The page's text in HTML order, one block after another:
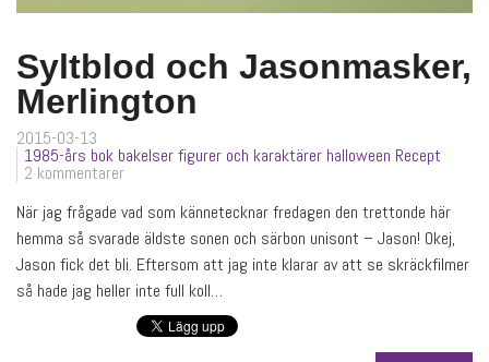
Syltblod och Jasonmasker,
Merlington
2015-03-13
1985-års bok bakelser figurer och karaktärer halloween Recept
2 kommentarer
När jag frågade vad som kännetecknar fredagen den trettonde här
hemma så svarade äldste sonen och särbon unisont – Jason! Okej,
Jason fick det bli. Eftersom att jag inte klarar av att se skräckfilmer
så hade jag heller inte full koll…